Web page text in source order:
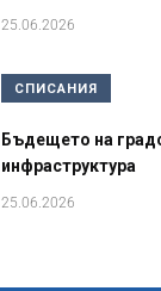
25.06.2026
СПИСАНИЯ
Бъдещето на
инфраструктура
25.06.2026